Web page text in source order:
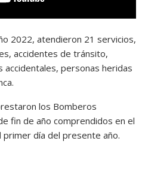
2022, atendieron 21 servicios,
accidentes de tránsito,
accidentales, personas heridas
los Bomberos
fin de año comprendidos en el
primer día del presente año.